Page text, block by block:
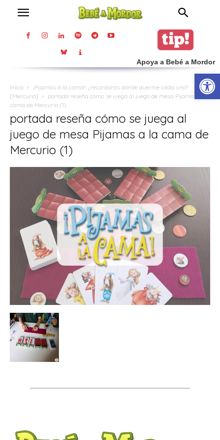
Apoya a Bebé a Mordor
Inicio
¡Pijamas a la cama!: ¿recordarás dónde duerme cada uno?
[Mercurio]
portada reseña cómo se juega al juego de mesa Pijamas a la
cama de Mercurio (1)
portada reseña cómo se juega al
juego de mesa Pijamas a la cama de
Mercurio (1)